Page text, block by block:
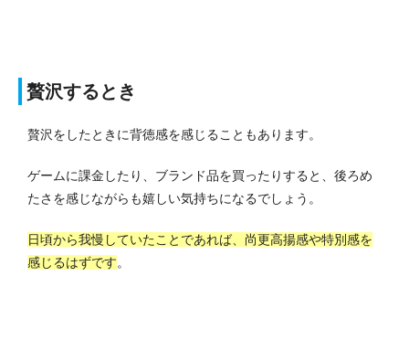
贅沢するとき
贅沢をしたときに背徳感を感じることもあります。
ゲームに課金したり、ブランド品を買ったりすると、後ろめ
たさを感じながらも嬉しい気持ちになるでしょう。
日頃から我慢していたことであれば、尚更高揚感や特別感を
感じるはずです。